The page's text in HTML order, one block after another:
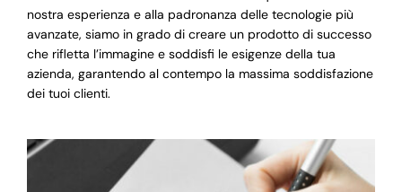
nostra esperienza e alla padronanza delle tecnologie più
avanzate, siamo in grado di creare un prodotto di successo
che rifletta l’immagine e soddisfi le esigenze della tua
azienda, garantendo al contempo la massima soddisfazione
dei tuoi clienti.